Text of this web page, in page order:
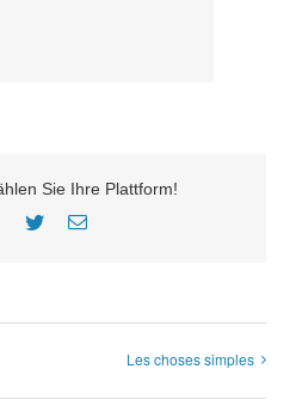
Sie Ihre Plattform!
Facebook
TwitterE-
Les choses simples